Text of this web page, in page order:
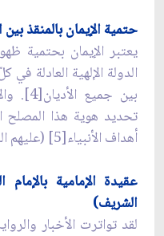
حتمية الإيمان بالمنقذ بين
يعتبر الإيمان بحتمية
الدولة الإلهية العادلة
بين
تحديد هوية هذا المصلح
أهداف الأنبياء[5] (عليهم السلام).
عقيدة الإمامية
الشريف)
لقد تواترت الأخبار